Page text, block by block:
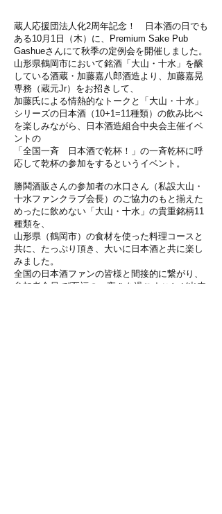
蔵人応援団法人化2周年記念！ 日本酒の日でも
ある10月1日（木）に、Premium Sake Pub
Gashueさんにて秋季の定例会を開催しました。
山形県鶴岡市において銘酒「大山・十水」を醸
している酒蔵・加藤嘉八郎酒造より、加藤嘉晃
専務（蔵元Jr）をお招きして、
加藤氏による情熱的なトークと「大山・十水」
シリーズの日本酒（10+1=11種類）の飲み比べ
を楽しみながら、日本酒造組合中央会主催イベ
ントの
「全国一斉 日本酒で乾杯！」の一斉乾杯に呼
応して乾杯の参加をするというイベント。
勝鬨酒販さんの参加者の水口さん（私設大山・
十水ファンクラブ会長）のご協力のもと揃えた
めったに飲めない「大山・十水」の貴重銘柄11
種類を、
山形県（鶴岡市）の食材を使った料理コースと
共に、たっぷり頂き、大いに日本酒と共に楽し
みました。
全国の日本酒ファンの皆様と間接的に繋がり、
参加者全員で“至福の一夜＂を過ごすことが出来